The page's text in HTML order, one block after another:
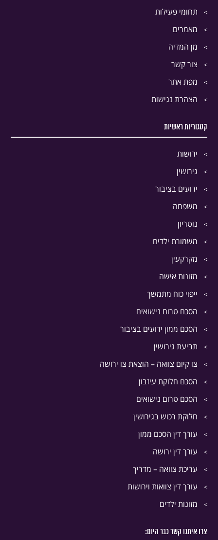
תחומי פעילות
מאמרים
מן המדיה
צור קשר
מפת אתר
הצהרת נגישות
קטגוריות ראשיות
ירושות
גירושין
ידועים בציבור
משפחה
נוטריון
משמורת ילדים
מקרקעין
מזונות אישה
ייפוי כוח מתמשך
הסכם טרום נישואים
הסכם ממון ידועים בציבור
תביעת גירושין
צו קיום צוואה – הוצאת צו ירושה
הסכם חלוקת עיזבון
הסכם טרום נישואים
חלוקת רכוש בגירושין
עורך דין הסכם ממון
עורך דין ירושה
עריכת צוואה – מדריך
עורך דין צוואות וירושות
מזונות ילדים
צרו איתנו קשר כבר היום: